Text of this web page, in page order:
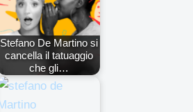
Stefano De Martino si
cancella il tatuaggio
che gli…